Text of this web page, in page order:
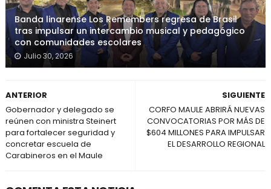
Banda linarense Los Remembers regresa de Brasil
tras impulsar un intercambio musical y pedagógico
con comunidades escolares
Julio 30, 2026
SIGUIENTE
CORFO MAULE ABRIRÁ NUEVAS
CONVOCATORIAS POR MÁS DE
$604 MILLONES PARA IMPULSAR
EL DESARROLLO REGIONAL
ANTERIOR
Gobernador y delegado se
reúnen con ministra Steinert
para fortalecer seguridad y
concretar escuela de
Carabineros en el Maule